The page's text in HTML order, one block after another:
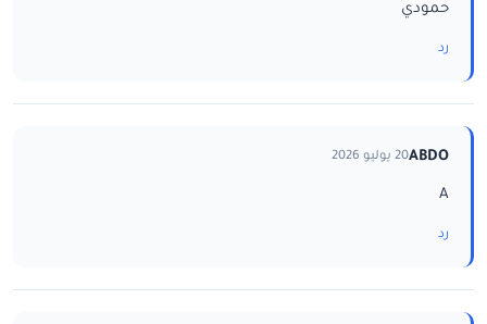
حمودي
رد
ABDO20 يوليو 2026
A
رد